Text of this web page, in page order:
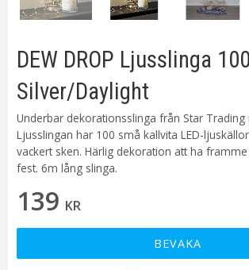
DEW DROP Ljusslinga
Silver/Daylight
Underbar dekorationsslinga från Star
Ljusslingan har 100 små kallvita LED-
vackert sken. Härlig dekoration att ha
fest. 6m lång slinga.
139 KR
BEVAKA